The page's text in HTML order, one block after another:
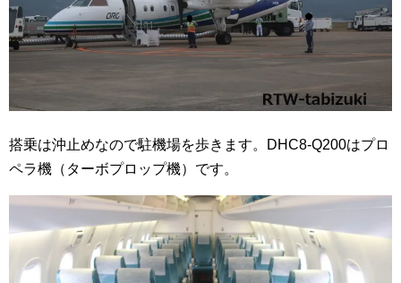
搭乗は沖止めなので駐機場を歩きます。DHC8-Q200はプロ
ペラ機（ターボプロップ機）です。